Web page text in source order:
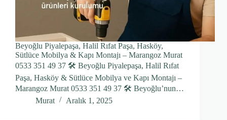
Beyoğlu Piyalepaşa, Halil Rıfat Paşa, Hasköy,
Sütlüce Mobilya & Kapı Montajı – Marangoz Murat
0533 351 49 37 🛠️ Beyoğlu Piyalepaşa, Halil Rıfat
Paşa, Hasköy & Sütlüce Mobilya ve Kapı Montajı –
Marangoz Murat 0533 351 49 37 🛠️ Beyoğlu’nun…
Murat
Aralık 1, 2025